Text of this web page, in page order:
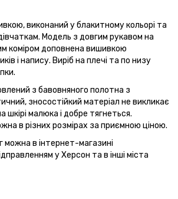
виконаний у блакитному кольорі та
Модель з довгим рукавом на
коміром доповнена вишивкою
і напису. Виріб на плечі та по низу
з бавовняного полотна з
зносостійкий матеріал не викликає
шкірі малюка і добре тягнеться.
в різних розмірах за приємною ціною.
можна в інтернет-магазині
у Херсон та в інші міста